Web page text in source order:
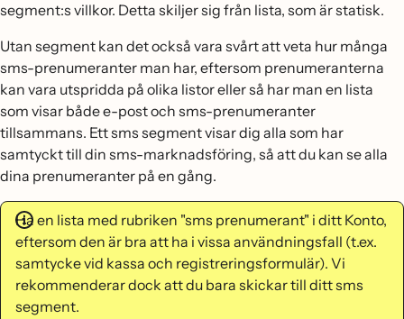
segment:s villkor. Detta skiljer sig från lista, som är statisk.
Utan segment kan det också vara svårt att veta hur många
sms-prenumeranter man har, eftersom prenumeranterna
kan vara utspridda på olika listor eller så har man en lista
som visar både e-post och sms-prenumeranter
tillsammans. Ett sms segment visar dig alla som har
samtyckt till din sms-marknadsföring, så att du kan se alla
dina prenumeranter på en gång.
Ha en lista med rubriken "sms prenumerant" i ditt Konto,
eftersom den är bra att ha i vissa användningsfall (t.ex.
samtycke vid kassa och registreringsformulär). Vi
rekommenderar dock att du bara skickar till ditt sms
segment.